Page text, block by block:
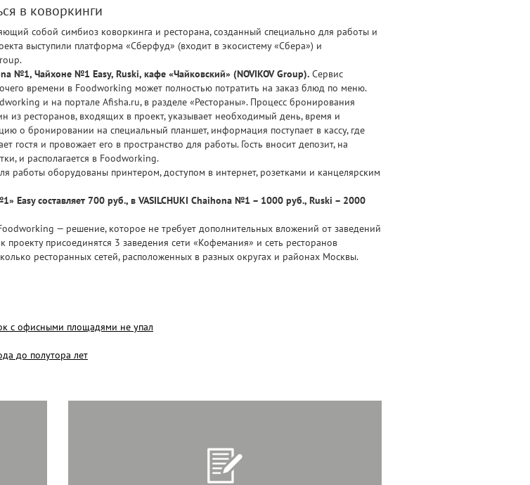
в коворкинги
собой симбиоз коворкинга и ресторана, созданный специально для работы и
выступили платформа «Сберфуд» (входит в экосистему «Сбера») и
№1, Чайхоне №1 Easy, Ruski, кафе «Чайковский» (NOVIKOV Group). Сервис
времени в Foodworking может полностью потратить на заказ блюд по меню.
и на портале Afisha.ru, в разделе «Рестораны». Процесс бронирования
из ресторанов, входящих в проект, указывает необходимый день, время и
о бронировании на специальный планшет, информация поступает в кассу, где
гостя и провожает его в пространство для работы. Гость вносит депозит, на
и располагается в Foodworking.
работы оборудованы принтером, доступом в интернет, розетками и канцелярским
Easy составляет 700 руб., в VASILCHUKI Chaihona №1 – 1000 руб., Ruski – 2000
— решение, которое не требует дополнительных вложений от заведений
присоединятся 3 заведения сети «Кофемания» и сеть ресторанов
ресторанных сетей, расположенных в разных округах и районах Москвы.
с офисными площадями не упал
до полутора лет